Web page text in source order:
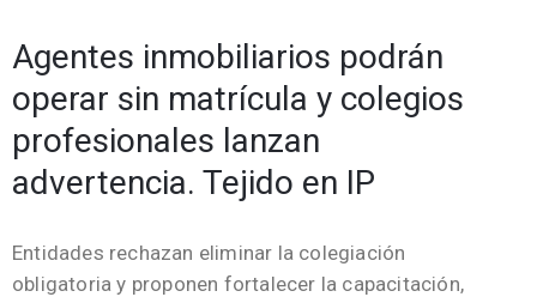
Agentes inmobiliarios podrán
operar sin matrícula y colegios
profesionales lanzan
advertencia. Tejido en IP
Entidades rechazan eliminar la colegiación
obligatoria y proponen fortalecer la capacitación,